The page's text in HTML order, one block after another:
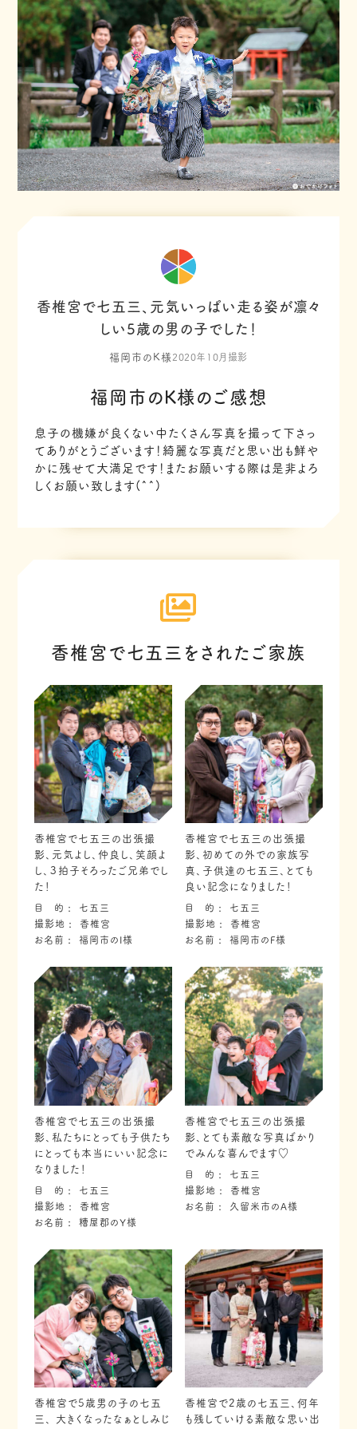
香椎宮で七五三、元気いっぱい走る姿が凛々
しい5歳の男の子でした！
福岡市のK様 2020年10月撮影
福岡市のK様のご感想
息子の機嫌が良くない中たくさん写真を撮って下さっ
てありがとうございます！綺麗な写真だと思い出も鮮や
かに残せて大満足です！またお願いする際は是非よろ
しくお願い致します(^^)
香椎宮で七五三をされたご家族
香椎宮で七五三の出張撮
影、元気よし、仲良し、笑顔よ
し、３拍子そろったご兄弟でし
た！
目 的
七五三
撮影地
香椎宮
お名前
福岡市のI様
香椎宮で七五三の出張撮
影、初めての外での家族写
真、子供達の七五三、とても
良い記念になりました！
目 的
七五三
撮影地
香椎宮
お名前
福岡市のF様
香椎宮で七五三の出張撮
影、私たちにとっても子供たち
にとっても本当にいい記念に
なりました！
目 的
七五三
撮影地
香椎宮
お名前
糟屋郡のY様
香椎宮で七五三の出張撮
影、とても素敵な写真ばかり
でみんな喜んでます♡
目 的
七五三
撮影地
香椎宮
お名前
久留米市のA様
香椎宮で5歳男の子の七五
三、 大きくなったなぁとしみじ
香椎宮で2歳の七五三、何年
も残していける素敵な思い出